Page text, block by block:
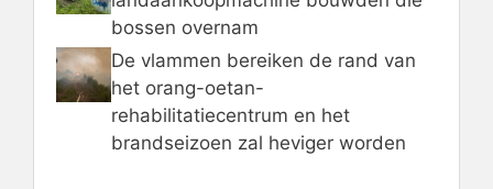
bossen overnam
De vlammen bereiken de rand van
het orang-oetan-
rehabilitatiecentrum en het
brandseizoen zal heviger worden